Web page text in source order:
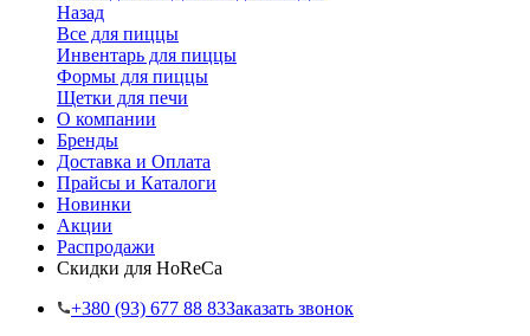
Назад
Все для пиццы
Инвентарь для пиццы
Формы для пиццы
Щетки для печи
О компании
Бренды
Доставка и Оплата
Прайсы и Каталоги
Новинки
Акции
Распродажи
Скидки для HoReCa
+38‎0 (93) 677 88 83Заказать звонок